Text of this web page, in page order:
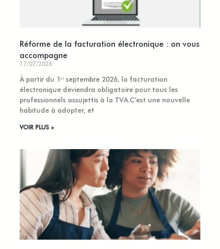
Réforme de la facturation électronique : on vous
accompagne
17/07/2026
À partir du 1ᵉʳ septembre 2026, la facturation
électronique deviendra obligatoire pour tous les
professionnels assujettis à la TVA.C’est une nouvelle
habitude à adopter, et
VOIR PLUS »